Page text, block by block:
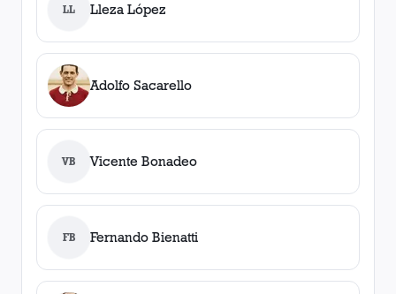
LL Lleza López
Adolfo Sacarello
VB Vicente Bonadeo
FB Fernando Bienatti